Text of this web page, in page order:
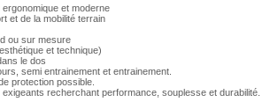
et moderne
et de la mobilité terrain
ou sur mesure
et technique)
le dos
semi entrainement et entrainement.
protection possible.
recherchant performance, souplesse et durabilité.